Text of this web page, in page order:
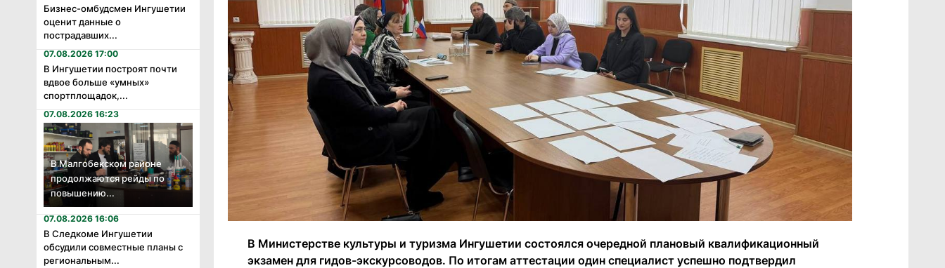
Бизнес-омбудсмен Ингушетии
оценит данные о
пострадавших...
07.08.2026 17:00
В Ингушетии построят почти
вдвое больше «умных»
спортплощадок,...
07.08.2026 16:23
В Малгобекском районе
продолжаются рейды по
повышению...
07.08.2026 16:06
В Следкоме Ингушетии
обсудили совместные планы с
региональным...
В Министерстве культуры и туризма Ингушетии состоялся очередной плановый квалификационный
экзамен для гидов-экскурсоводов. По итогам аттестации один специалист успешно подтвердил